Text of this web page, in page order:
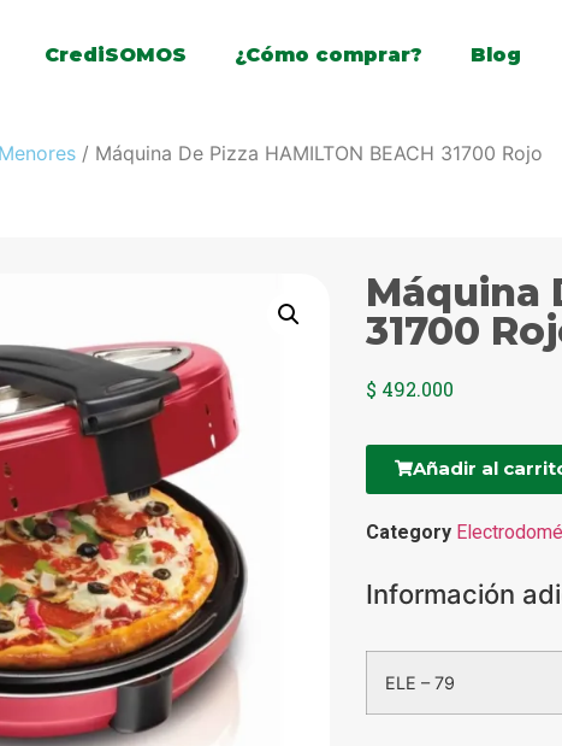
CrediSOMOS ¿Cómo comprar? Blog
/ Máquina De Pizza HAMILTON BEACH 31700 Rojo
Máquina
31700
$ 492.000
Añadir al
Category
Información
ELE – 79